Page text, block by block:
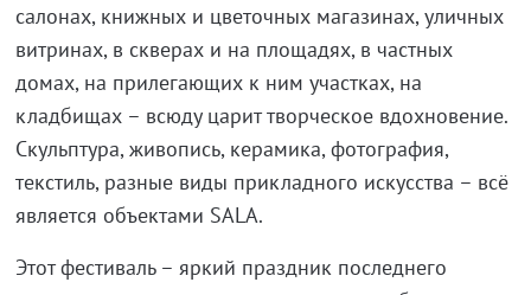
салонах, книжных и цветочных магазинах, уличных
витринах, в скверах и на площадях, в частных
домах, на прилегающих к ним участках, на
кладбищах – всюду царит творческое вдохновение.
Скульптура, живопись, керамика, фотография,
текстиль, разные виды прикладного искусства – всё
является объектами SALA.
Этот фестиваль – яркий праздник последнего